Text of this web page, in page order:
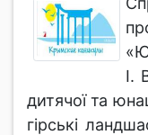
І.
дитячої та
гірські